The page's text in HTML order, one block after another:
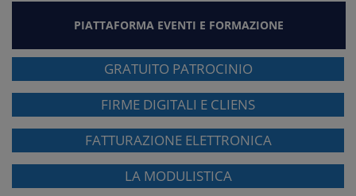
PIATTAFORMA EVENTI E FORMAZIONE
GRATUITO PATROCINIO
FIRME DIGITALI E CLIENS
FATTURAZIONE ELETTRONICA
LA MODULISTICA